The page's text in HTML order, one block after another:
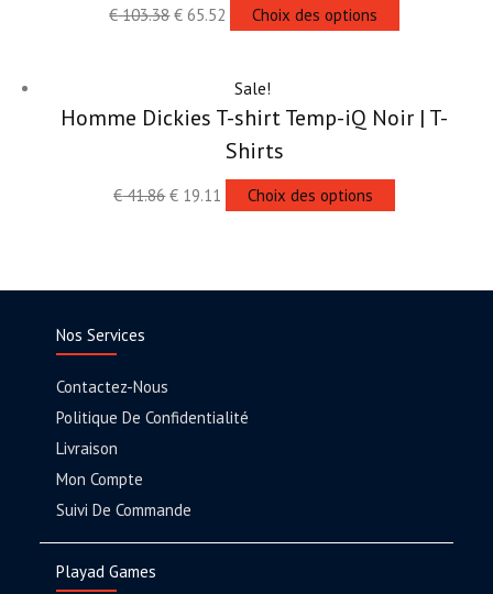
€103.38 € 65.52 Choix des options
Sale!
Homme Dickies T-shirt Temp-iQ Noir | T-
Shirts
€41.86 € 19.11 Choix des options
Nos Services
Contactez-Nous
Politique De Confidentialité
Livraison
Mon Compte
Suivi De Commande
Playad Games